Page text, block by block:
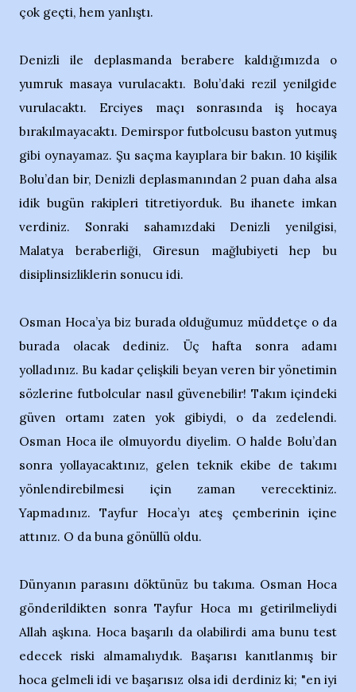
çok geçti, hem yanlıştı.
Denizli ile deplasmanda berabere kaldığımızda o
yumruk masaya vurulacaktı. Bolu’daki rezil yenilgide
vurulacaktı. Erciyes maçı sonrasında iş hocaya
bırakılmayacaktı. Demirspor futbolcusu baston yutmuş
gibi oynayamaz. Şu saçma kayıplara bir bakın. 10 kişilik
Bolu’dan bir, Denizli deplasmanından 2 puan daha alsa
idik bugün rakipleri titretiyorduk. Bu ihanete imkan
verdiniz. Sonraki sahamızdaki Denizli yenilgisi,
Malatya beraberliği, Giresun mağlubiyeti hep bu
disiplinsizliklerin sonucu idi.
Osman Hoca’ya biz burada olduğumuz müddetçe o da
burada olacak dediniz. Üç hafta sonra adamı
yolladınız. Bu kadar çelişkili beyan veren bir yönetimin
sözlerine futbolcular nasıl güvenebilir! Takım içindeki
güven ortamı zaten yok gibiydi, o da zedelendi.
Osman Hoca ile olmuyordu diyelim. O halde Bolu’dan
sonra yollayacaktınız, gelen teknik ekibe de takımı
yönlendirebilmesi için zaman verecektiniz.
Yapmadınız. Tayfur Hoca’yı ateş çemberinin içine
attınız. O da buna gönüllü oldu.
Dünyanın parasını döktünüz bu takıma. Osman Hoca
gönderildikten sonra Tayfur Hoca mı getirilmeliydi
Allah aşkına. Hoca başarılı da olabilirdi ama bunu test
edecek riski almamalıydık. Başarısı kanıtlanmış bir
hoca gelmeli idi ve başarısız olsa idi derdiniz ki; "en iyi